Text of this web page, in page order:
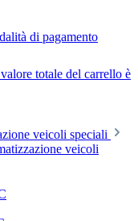
di pagamento
totale del carrello è
veicoli speciali
veicoli